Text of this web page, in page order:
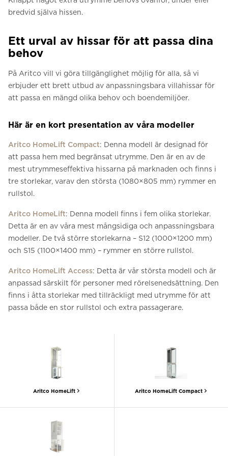
bredvid själva hissen.
Ett urval av hissar för att passa dina
behov
På Aritco vill vi göra tillgänglighet möjlig för alla, så vi
erbjuder ett brett utbud av anpassningsbara villahissar för
att passa en mängd olika behov och boendemiljöer.
Här är en kort presentation av våra modeller
Aritco HomeLift Compact: Denna modell är designad för
att passa hem med begränsat utrymme. Den är en av de
mest utrymmeseffektiva hissarna på marknaden och finns i
tre storlekar, varav den största (1080×805 mm) rymmer en
rullstol.
Aritco HomeLift: Denna modell finns i fem olika storlekar.
Detta är en av våra mest mångsidiga och anpassningsbara
modeller. De två större storlekarna – S12 (1000×1200 mm)
och S15 (1100×1400 mm) – rymmer en större rullstol.
Aritco HomeLift Access: Detta är vår största modell och är
anpassad särskilt för personer med rörelsenedsättning. Den
finns i åtta storlekar med tillräckligt med utrymme för att
passa både en stor rullstol och extra passagerare.
Aritco HomeLift Aritco HomeLift Compact